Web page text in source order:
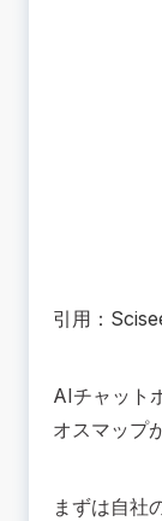
引用：
AIチャット
オスマップ
まずは自社